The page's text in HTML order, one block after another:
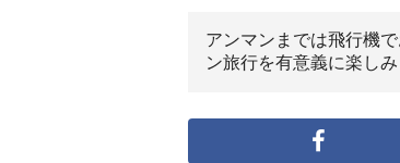
アンマンまでは飛行機
ン旅行を有意義に楽しみ